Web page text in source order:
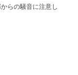
らの騒音に注意し